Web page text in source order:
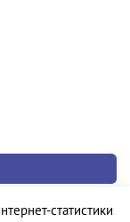
статистики